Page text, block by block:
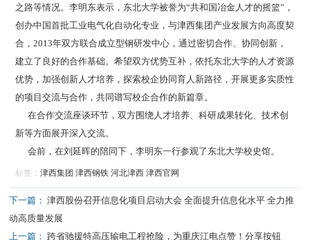
之路等情况。李明东表示，东北大学被誉为“共和国冶金人才的摇篮”，
创办中国首批工业电气化自动化专业，与津西集团产业发展方向高度契
合，2013年双方联合成立型钢研发中心，通过密切合作、协同创新，
建立了良好的合作基础。希望双方优势互补，依托东北大学的人才资源
优势，加强创新人才培养，探索校企协同育人新路径，开展更多实质性
的项目交流与合作，共同谱写校企合作的新篇章。
在合作交流座谈环节，双方围绕人才培养、科研成果转化、技术创
新等方面展开深入交流。
会前，在刘延晖的陪同下，李明东一行参观了东北大学校史馆。
标签：津西集团 津西钢铁 河北津西 津西官网
下一篇：津西股份召开信息化项目启动大会 全面提升信息化水平 全力推
动高质量发展
上一篇： 跨省驰援特高压输电工程抢险，为重庆江电点赞！分享按钮